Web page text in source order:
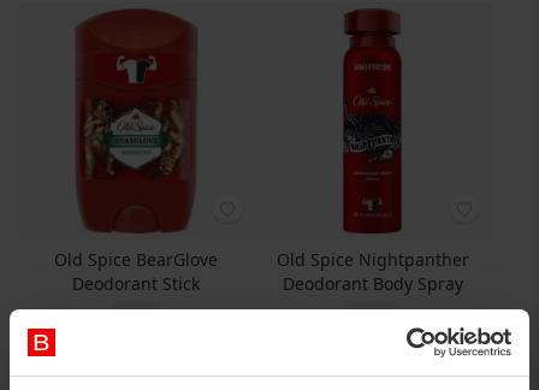
Old Spice BearGlove
Deodorant Stick
Old Spice Nightpanther
Deodorant Body Spray
kr 41,95